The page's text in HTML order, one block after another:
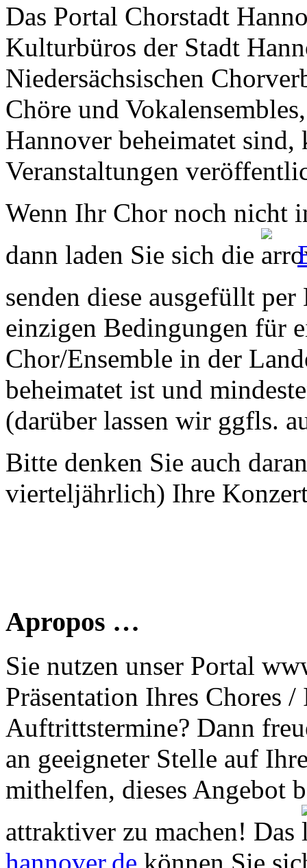
Das Portal Chorstadt
Kulturbüros der Stadt
Niedersächsischen
Chöre und
Hannover beheimatet sind,
Veranstaltungen
Wenn Ihr Chor noch nicht
dann laden Sie sich die
senden diese ausgefüllt
einzigen Bedingungen für
Chor/Ensemble in der
beheimatet ist und
(darüber lassen wir ggfls.
Bitte denken Sie auch
vierteljährlich) Ihre
Apropos …
Sie nutzen unser Portal
Präsentation Ihres Chores
Auftrittstermine? Dann
an geeigneter Stelle auf
mithelfen, dieses Angebot
attraktiver zu machen! Das